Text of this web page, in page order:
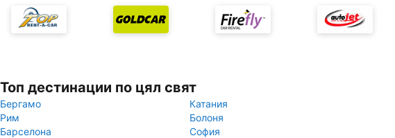
Топ дестинации по цял свят
Бергамо
Катания
Рим
Болоня
Барселона
София